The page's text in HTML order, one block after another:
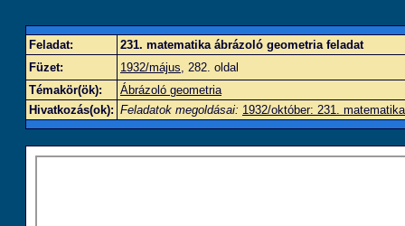
Feladat:
231. matematika ábrázoló geometria feladat
Füzet:
1932/május, 282. oldal
Témakör(ök):
Ábrázoló geometria
Hivatkozás(ok): Feladatok megoldásai: 1932/október: 231.